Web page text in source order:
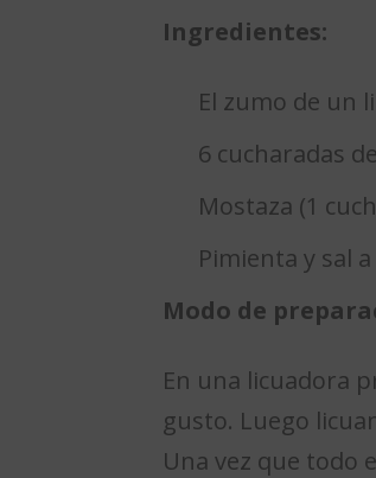
Ingredientes:
El zumo de un
6 cucharadas
Mostaza (1
Pimienta y sal
Modo de
En una licuadora
gusto. Luego
Una vez que todo